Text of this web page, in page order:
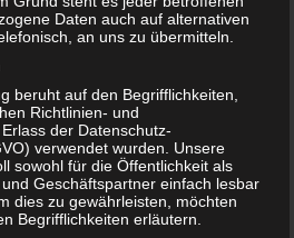
des Menschen zu sein, seine
Licht zu erleben.
man aufwacht, hebt Licht auf
positive Gefühle frei, schenkt
Tag. So verwundert es nicht,
einzigartigen Transparenz in den
enorm an Bedeutung
Daten auch auf alternativen
an uns zu übermitteln.
beruht auf den Begrifflichkeiten,
Richtlinien- und
der Datenschutz-
verwendet wurden. Unsere
sowohl für die Öffentlichkeit als
Geschäftspartner einfach lesbar
dies zu gewährleisten, möchten
Begrifflichkeiten erläutern.